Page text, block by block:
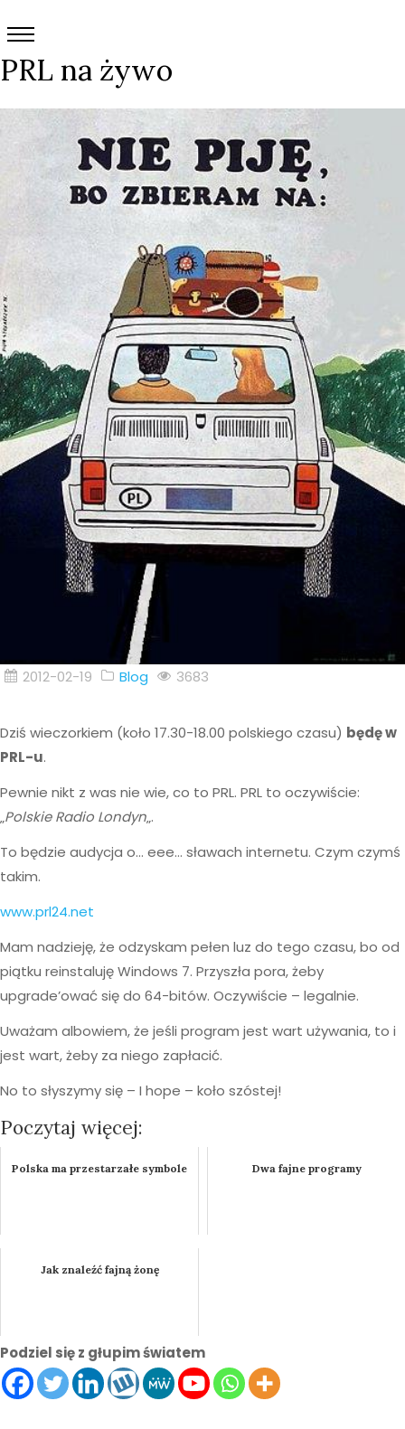
PRL na żywo
2012-02-19 Blog 3683
Dziś wieczorkiem (koło 17.30-18.00 polskiego czasu) będę w
PRL-u.
Pewnie nikt z was nie wie, co to PRL. PRL to oczywiście:
„Polskie Radio Londyn„.
To będzie audycja o… eee… sławach internetu. Czym czymś
takim.
www.prl24.net
Mam nadzieję, że odzyskam pełen luz do tego czasu, bo od
piątku reinstaluję Windows 7. Przyszła pora, żeby
upgrade’ować się do 64-bitów. Oczywiście – legalnie.
Uważam albowiem, że jeśli program jest wart używania, to i
jest wart, żeby za niego zapłacić.
No to słyszymy się – I hope – koło szóstej!
Poczytaj więcej:
Polska ma przestarzałe symbole Dwa fajne programy
Jak znaleźć fajną żonę
Podziel się z głupim światem